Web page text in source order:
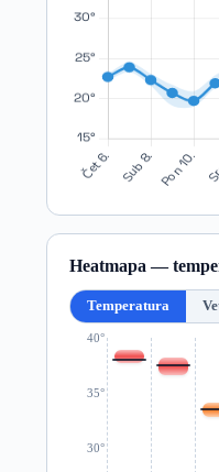
Heatmapa —
Temperatura
30°
35°
40°